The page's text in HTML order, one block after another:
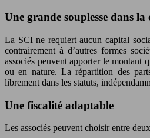
Une grande souplesse dans
La SCI ne requiert aucun capital
contrairement à d’autres formes
associés peuvent apporter le montant
ou en nature. La répartition des
librement dans les statuts,
Une fiscalité adaptable
Les associés peuvent choisir entre